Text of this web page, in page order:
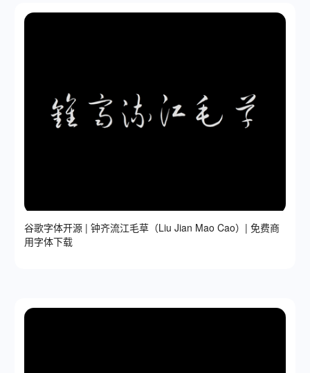
谷歌字体开源 | 钟齐流江毛草（Liu Jian Mao Cao）| 免费商
用字体下载